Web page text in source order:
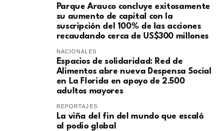
Parque Arauco concluye exitosamente
su aumento de capital con la
suscripción del 100% de las acciones
recaudando cerca de US$300 millones
NACIONALES
Espacios de solidaridad: Red de
Alimentos abre nueva Despensa Social
en La Florida en apoyo de 2.500
adultos mayores
REPORTAJES
La viña del fin del mundo que escaló
al podio global